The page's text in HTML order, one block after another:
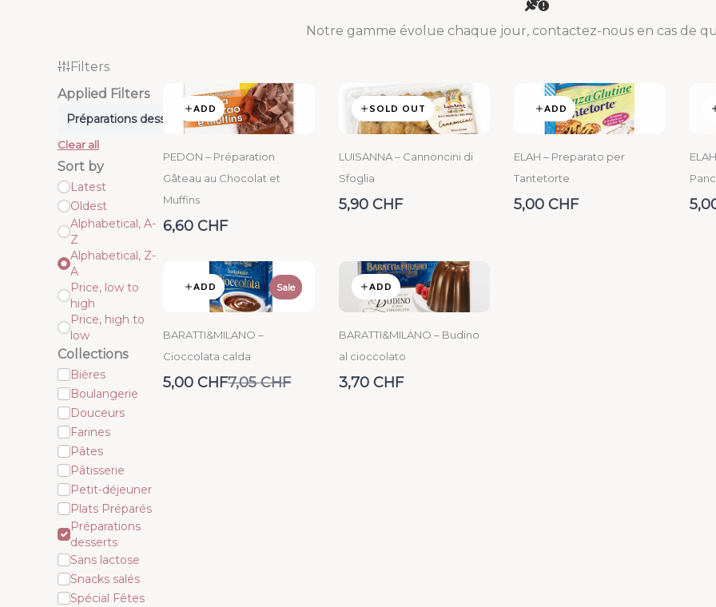
Notre gamme évolue chaque jour, contactez-nous en cas de
Filters
Applied Filters
Préparations desserts
Clear all
Sort by
Latest
Oldest
Alphabetical, A-
Z
Alphabetical, Z-
A
Price, low to
high
Price, high to
low
Collections
Bières
Boulangerie
Douceurs
Farines
Pâtes
Pâtisserie
Petit-déjeuner
Plats Préparés
Préparations
desserts
Sans lactose
Snacks salés
Spécial Fêtes
ADD
PEDON – Préparation
Gâteau au Chocolat et
Muffins
6,60 CHF
SOLD OUT
LUISANNA – Cannoncini di
Sfoglia
5,90 CHF
ADD
ELAH – Preparato per
Tantetorte
5,00 CHF
ADD Sale
BARATTI&MILANO –
Cioccolata calda
5,00 CHFCompare
7,05 CHF
ADD
BARATTI&MILANO – Budino
al cioccolato
3,70 CHF